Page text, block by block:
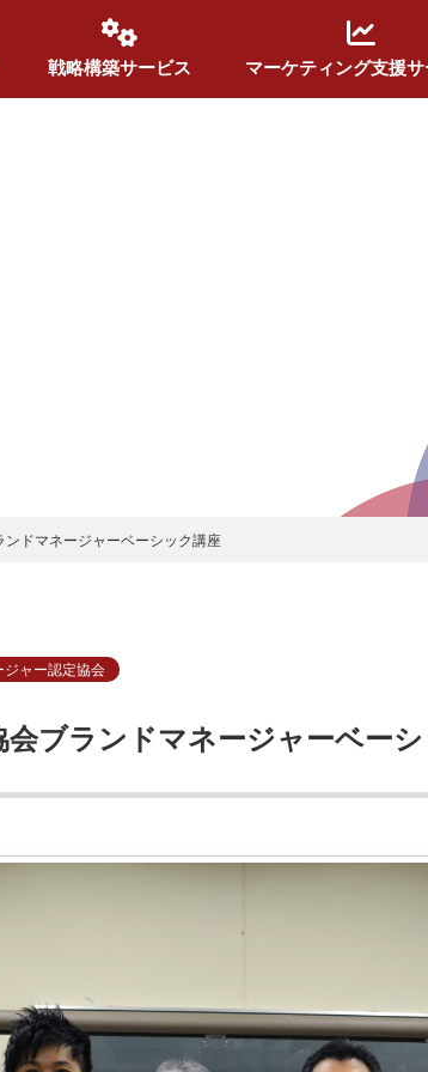
戦略構築サービス マーケティング支援
ドマネージャーベーシック講座
ジャー認定協会
ブランドマネージャーベー